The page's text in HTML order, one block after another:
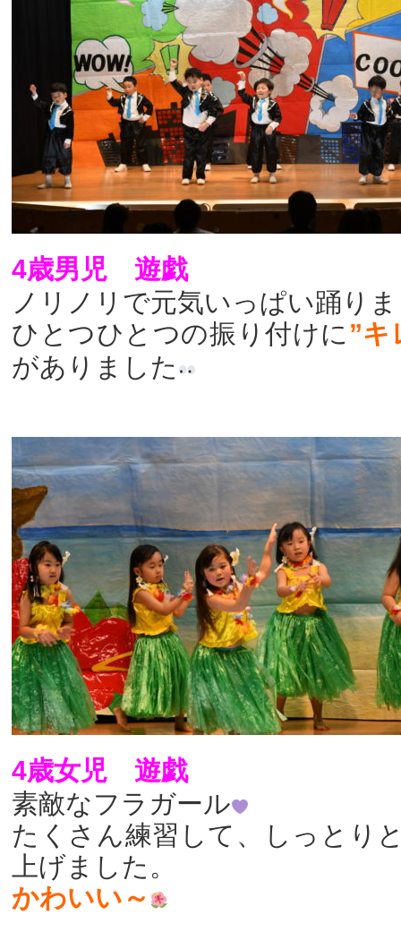
4歳男児 遊戯
ノリノリで元気いっぱい踊り
ひとつひとつの振り付けに ”キ
がありました
4歳女児 遊戯
素敵なフラガール
たくさん練習して、しっとり
上げました。
かわいい～